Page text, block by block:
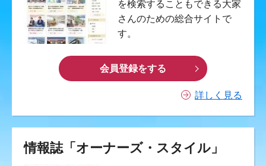
を検索することもできる大家
さんのための総合サイトで
す。
会員登録をする
詳しく見る
情報誌「オーナーズ・スタイル」